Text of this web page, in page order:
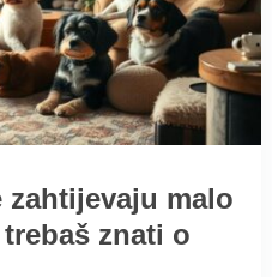
zahtijevaju malo
znati o